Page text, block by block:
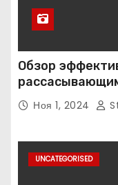
Обзор
Ноя 1, 2024
UNCATEGORISED